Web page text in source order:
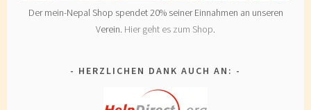
Der mein-Nepal Shop spendet 20% seiner Einnahmen an unseren
Verein. Hier geht es zum Shop.
HERZLICHEN DANK AUCH AN: